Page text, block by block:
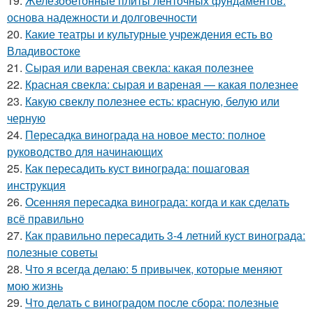
основа надежности и долговечности
20. Какие театры и культурные учреждения есть во
Владивостоке
21. Сырая или вареная свекла: какая полезнее
22. Красная свекла: сырая и вареная — какая полезнее
23. Какую свеклу полезнее есть: красную, белую или
черную
24. Пересадка винограда на новое место: полное
руководство для начинающих
25. Как пересадить куст винограда: пошаговая
инструкция
26. Осенняя пересадка винограда: когда и как сделать
всё правильно
27. Как правильно пересадить 3-4 летний куст винограда:
полезные советы
28. Что я всегда делаю: 5 привычек, которые меняют
мою жизнь
29. Что делать с виноградом после сбора: полезные